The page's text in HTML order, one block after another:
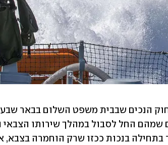
חוק הנכים שבבית משפט השלום בבאר שבע